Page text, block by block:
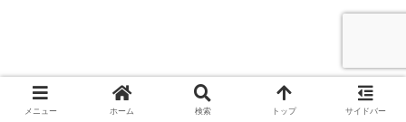
メニュー ホーム 検索 トップ サイドバー